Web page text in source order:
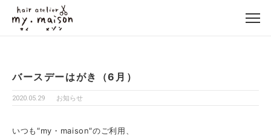
バースデーはがき（6月）
2020.05.29 お知らせ
いつも″my・maison″のご利用、